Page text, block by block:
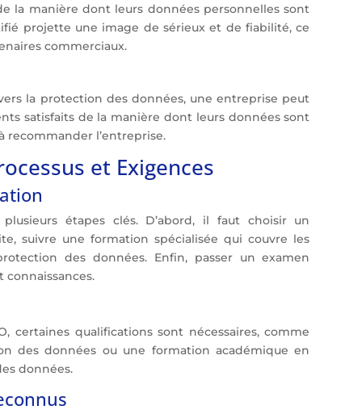
la manière dont leurs données personnelles sont
projette une image de sérieux et de fiabilité, ce
commerciaux.
la protection des données, une entreprise peut
satisfaits de la manière dont leurs données sont
recommander l’entreprise.
et Exigences
étapes clés. D’abord, il faut choisir un
suivre une formation spécialisée qui couvre les
des données. Enfin, passer un examen
certaines qualifications sont nécessaires, comme
des données ou une formation académique en
données.